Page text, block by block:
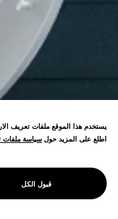
SIGNAGE DESIGN
يستخدم هذا الموقع ملفات تعريف
اطلع على المزيد حول سياسة ملفات
سياسة ملفات
قبول الكل